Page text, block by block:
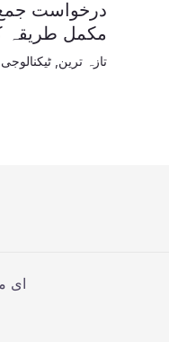
درخواست جمع
مکمل طریقہ
تازہ ترین ,ٹیکنالوجی
ای